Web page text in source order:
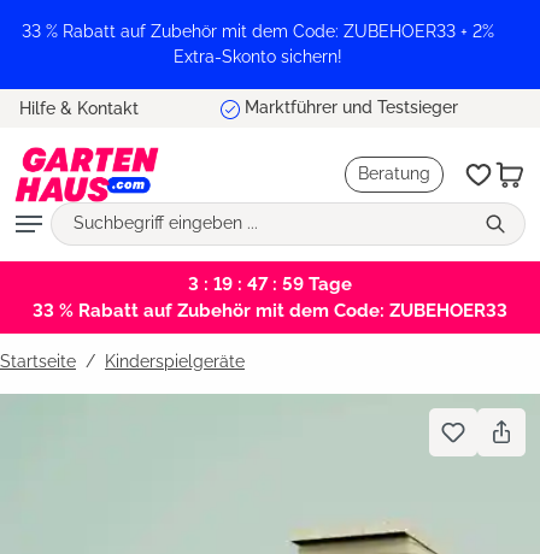
springen
33 % Rabatt auf Zubehör mit dem Code: ZUBEHOER33 + 2%
Extra-Skonto sichern!
Hilfe & Kontakt Marktführer und Testsieger
Beratung
3 : 19 : 47 : 59 Tage
33 % Rabatt auf Zubehör mit dem Code: ZUBEHOER33
Startseite Kinderspielgeräte